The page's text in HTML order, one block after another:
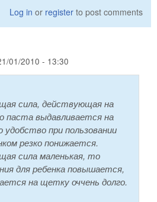
Log in or register to post comments
01/2010 - 13:30
сила, действующая на
паста выдавливается на
при пользовании
резко понижается.
сила маленькая, то
для ребенка повышается,
на щетку оччень долго.